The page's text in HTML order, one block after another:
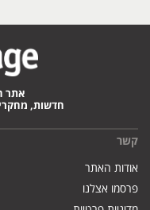
אתר
חדשות,
קשר
אודות האתר
פרסמו אצלנו